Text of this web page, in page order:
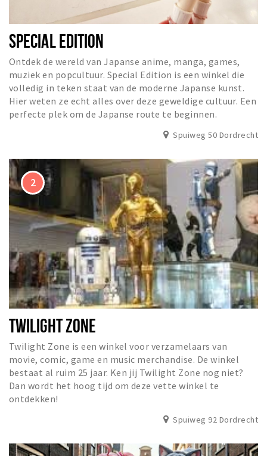
SPECIAL EDITION
Ontdek de wereld van Japanse anime, manga, games,
muziek en popcultuur. Special Edition is een winkel die
volledig in teken staat van de moderne Japanse kunst.
Hier weten ze echt alles over deze geweldige cultuur. Een
perfecte plek om de Japanse route te beginnen.
Spuiweg 50 Dordrecht
TWILIGHT ZONE
Twilight Zone is een winkel voor verzamelaars van
movie, comic, game en music merchandise. De winkel
bestaat al ruim 25 jaar. Ken jij Twilight Zone nog niet?
Dan wordt het hoog tijd om deze vette winkel te
ontdekken!
Spuiweg 92 Dordrecht